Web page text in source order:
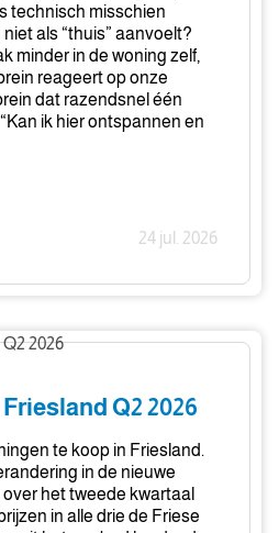
technisch misschien
als “thuis” aanvoelt?
minder in de woning zelf,
reageert op onze
dat razendsnel één
ik hier ontspannen en
24 jul. 2026
Q2 2026
te koop in Friesland.
in de nieuwe
het tweede kwartaal
in alle drie de Friese